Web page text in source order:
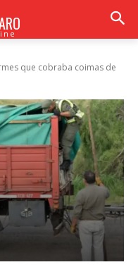
que cobraba coimas de